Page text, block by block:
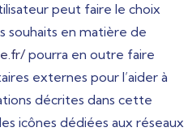
peut faire le choix
souhaits en matière de
pourra en outre faire
externes pour l’aider à
décrites dans cette
icônes dédiées aux réseaux